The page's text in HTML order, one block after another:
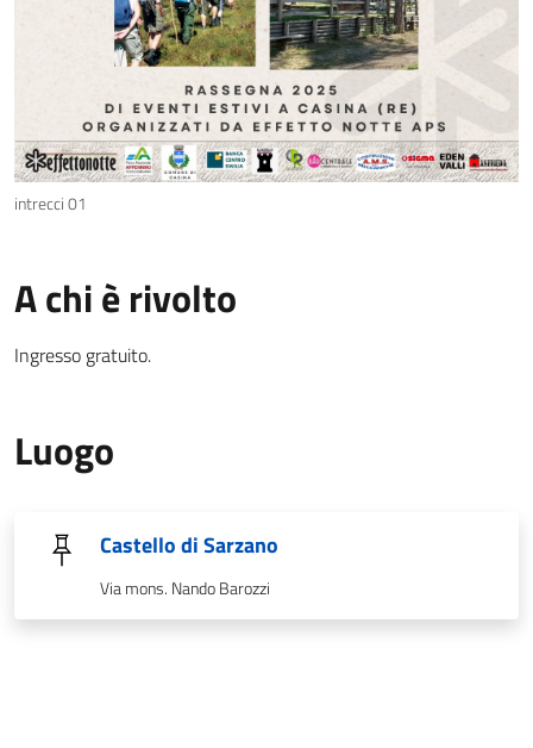
intrecci 01
A chi è rivolto
Ingresso gratuito.
Luogo
Castello di Sarzano
Via mons. Nando Barozzi